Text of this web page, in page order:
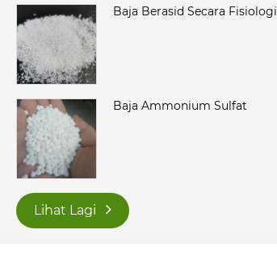
Baja Berasid Secara Fisiologi
Baja Ammonium Sulfat
Lihat Lagi